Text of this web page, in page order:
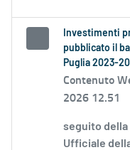
Investimenti
pubblicato il
Puglia 2023-
Contenuto
2026 12.51
seguito
Ufficiale